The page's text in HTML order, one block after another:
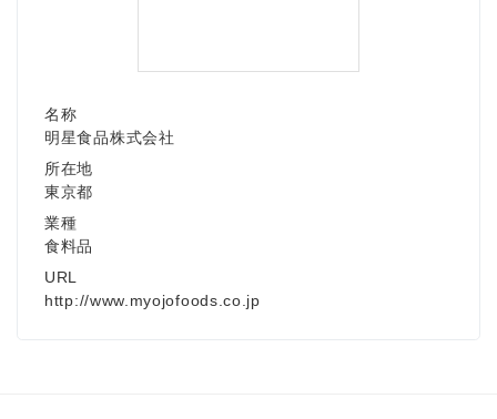
名称
明星食品株式会社
所在地
東京都
業種
食料品
URL
http://www.myojofoods.co.jp